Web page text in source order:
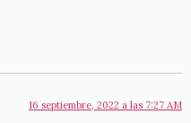
16 septiembre, 2022 a las 7:27 AM